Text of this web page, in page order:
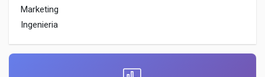
Marketing
Ingenieria